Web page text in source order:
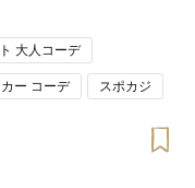
大人コーデ
ー コーデ スポカジ